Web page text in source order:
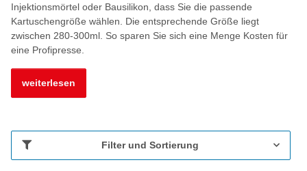
Injektionsmörtel oder Bausilikon, dass Sie die passende
Kartuschengröße wählen. Die entsprechende Größe liegt
zwischen 280-300ml. So sparen Sie sich eine Menge Kosten für
eine Profipresse.
weiterlesen
Filter und Sortierung